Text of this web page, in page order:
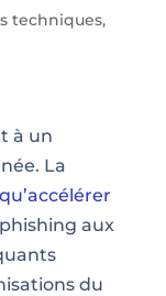
techniques,
à un
La
aux
du